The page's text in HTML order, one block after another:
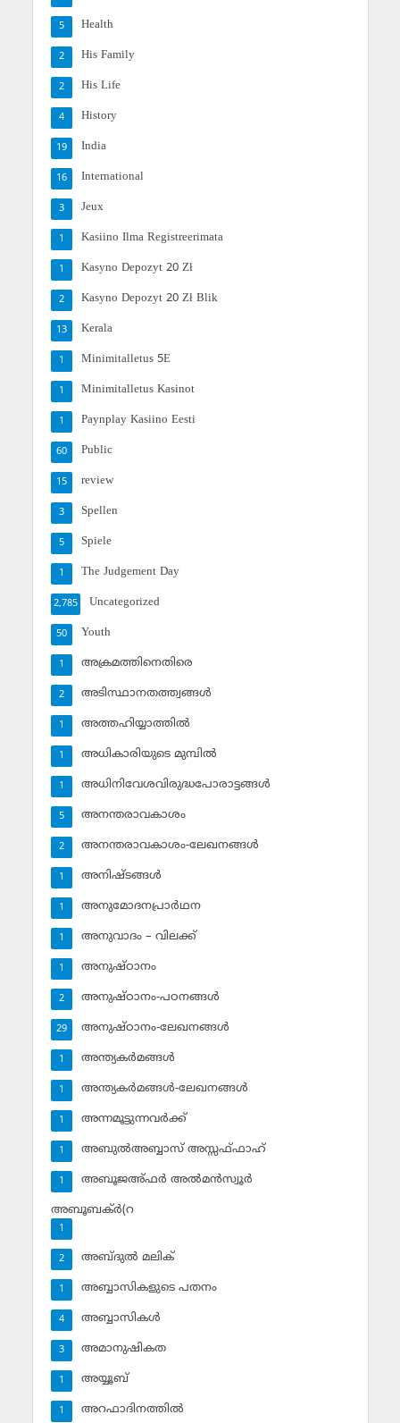
Health
5
His Family
2
His Life
2
History
4
India
19
International
16
Jeux
3
Kasiino Ilma Registreerimata
1
Kasyno Depozyt 20 Zł
1
Kasyno Depozyt 20 Zł Blik
2
Kerala
13
Minimitalletus 5E
1
Minimitalletus Kasinot
1
Paynplay Kasiino Eesti
1
Public
60
review
15
Spellen
3
Spiele
5
The Judgement Day
1
Uncategorized
2,785
Youth
50
അക്രമത്തിനെതിരെ
1
അടിസ്ഥാനതത്ത്വങ്ങള്‍
2
അത്തഹിയ്യാത്തില്‍
1
അധികാരിയുടെ മുമ്പില്‍
1
അധിനിവേശവിരുദ്ധപോരാട്ടങ്ങള്‍
1
അനന്തരാവകാശം
5
അനന്തരാവകാശം-ലേഖനങ്ങള്‍
2
അനിഷ്ടങ്ങള്‍
1
അനുമോദനപ്രാര്‍ഥന
1
അനുവാദം – വിലക്ക്‌
1
അനുഷ്ഠാനം
1
അനുഷ്ഠാനം-പഠനങ്ങള്‍
2
അനുഷ്ഠാനം-ലേഖനങ്ങള്‍
29
അന്ത്യകര്‍മങ്ങള്‍
1
അന്ത്യകര്‍മങ്ങള്‍-ലേഖനങ്ങള്‍
1
അന്നമൂട്ടുന്നവര്‍ക്ക്
1
അബുല്‍അബ്ബാസ് അസ്സഫ്ഫാഹ്‌
1
അബൂജഅ്ഫര്‍ അല്‍മന്‍സ്വൂര്‍
1
അബൂബക്ര്‍(റ
1
അബ്ദുല്‍ മലിക്‌
2
അബ്ബാസികളുടെ പതനം
1
അബ്ബാസികള്‍
4
അമാനുഷികത
3
അയ്യൂബ്‌
1
അറഫാദിനത്തില്‍
1